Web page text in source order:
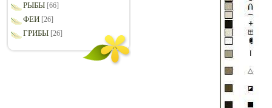
РЫБЫ [66]
ФЕИ [26]
ГРИБЫ [26]